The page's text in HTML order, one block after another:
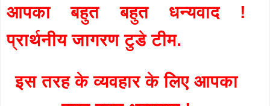
आपका बहुत बहुत धन्यवाद !
प्रार्थनीय जागरण टुडे टीम.
इस तरह के व्यवहार के लिए आपका